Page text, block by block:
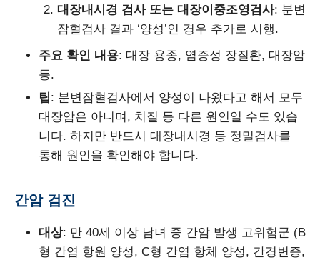
대장내시경 검사 또는 대장이중조영검사: 분변
잠혈검사 결과 ‘양성’인 경우 추가로 시행.
주요 확인 내용: 대장 용종, 염증성 장질환, 대장암
등.
팁: 분변잠혈검사에서 양성이 나왔다고 해서 모두
대장암은 아니며, 치질 등 다른 원인일 수도 있습
니다. 하지만 반드시 대장내시경 등 정밀검사를
통해 원인을 확인해야 합니다.
간암 검진
대상: 만 40세 이상 남녀 중 간암 발생 고위험군 (B
형 간염 항원 양성, C형 간염 항체 양성, 간경변증,